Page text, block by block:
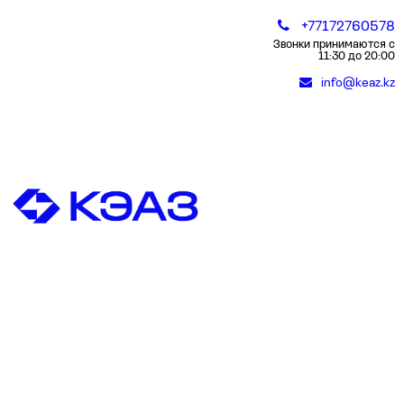
+77172760578
Звонки принимаются с
11:30 до 20:00
info@keaz.kz